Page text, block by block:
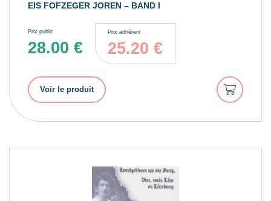
EIS FOFZEGER JOREN – BAND I
Prix public
28.00 €
Prix adhérent
25.20 €
Voir le produit
Ajouter
au
panier